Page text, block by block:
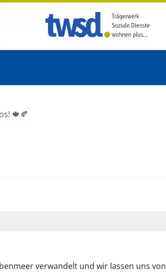
🍁🍂
verwandelt und wir lassen uns